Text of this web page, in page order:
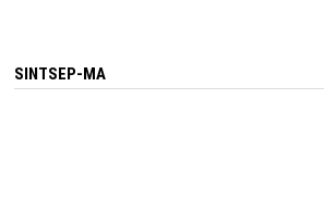
SINTSEP-MA